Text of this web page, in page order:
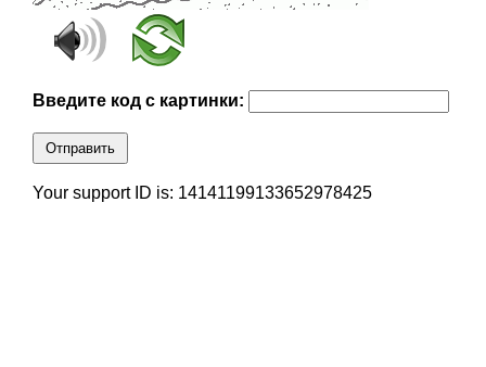
Введите код с картинки:
Отправить
Your support ID is: 14141199133652978425